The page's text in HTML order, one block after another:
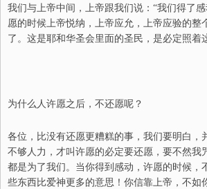
我们与上帝中间，上帝跟我们说：“我们得了
愿的时候上帝悦纳，上帝应允，上帝应验的整
了。这是耶和华圣会里面的圣民，是必定照着
为什么人许愿之后，不还愿呢？
各位，比没有还愿更糟糕的事，我们要明白 ，
不够人力，才叫许愿的必定要还愿，要不然我
都是为了我们。当你得到感动，许愿的时候，
些东西比爱神更多的意思！你信靠上帝，不如